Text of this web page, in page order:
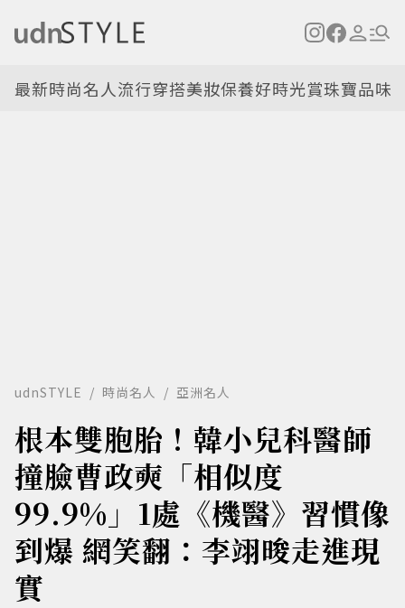
最新時尚名人流行穿搭美妝保養好時光賞珠寶品味
udnSTYLE 時尚名人 亞洲名人
根本雙胞胎！韓小兒科醫師
撞臉曹政奭「相似度
99.9%」1處《機醫》習慣像
到爆 網笑翻：李翊晙走進現
實